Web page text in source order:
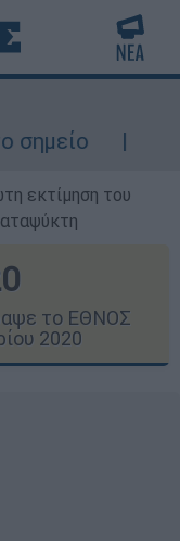
για
εκτίμηση του
το ΕΘΝΟΣ
2020